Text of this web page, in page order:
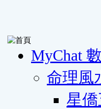
MyChat
命理風
星